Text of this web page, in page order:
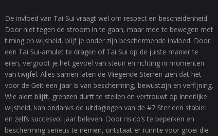
De invloed van Tai Sui vraagt wel om respect en bescheidenheid.
Door niet tegen de stroom in te gaan, maar mee te bewegen met
timing en wijsheid, blijf je onder zijn beschermende invloed. Door
een Tai Sui-amulet te dragen of Tai Sui op de juiste manier te
eren, vergroot je het gevoel van steun en richting in momenten
van twijfel. Alles samen laten de Vliegende Sterren zien dat het
voor de Geit een jaar is van bescherming, bewustzijn en verfijning.
Wie alert blijft, grenzen durft te stellen en vertrouwt op innerlijke
wijsheid, kan ondanks de uitdagingen van de #7 Ster een stabiel
en zelfs succesvol jaar beleven. Door risico’s te beperken en
bescherming serieus te nemen, ontstaat er ruimte voor groei die